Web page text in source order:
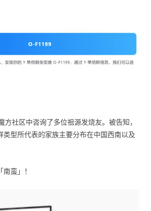
方社区中咨询了多位祖源发烧友。被告知，
类型所代表的家族主要分布在中国西南以及
蛮」！